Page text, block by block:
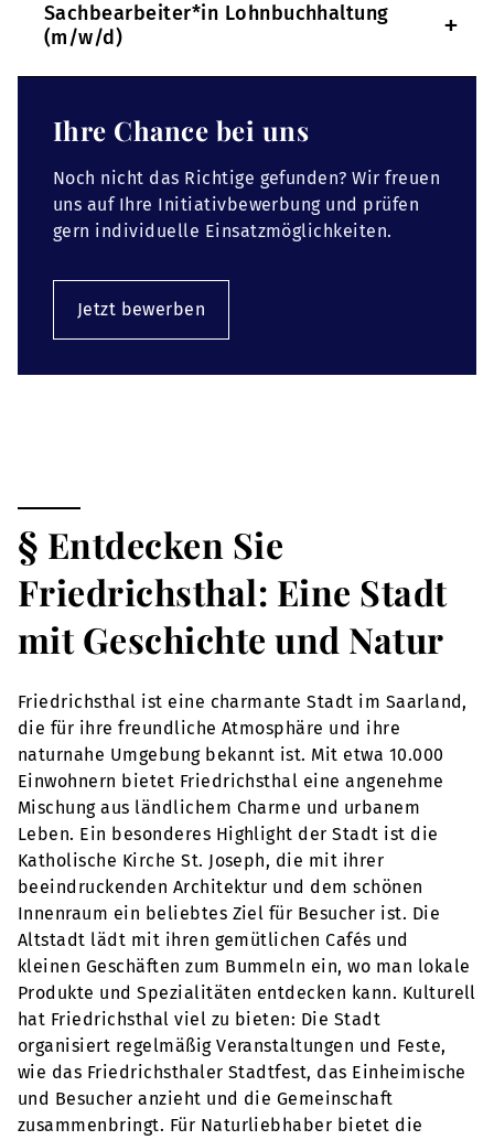
Sachbearbeiter*in Lohnbuchhaltung
(m/w/d)
+
Ihre Chance bei uns
Noch nicht das Richtige gefunden? Wir freuen
uns auf Ihre Initiativbewerbung und prüfen
gern individuelle Einsatzmöglichkeiten.
Jetzt bewerben
§ Entdecken Sie
Friedrichsthal: Eine Stadt
mit Geschichte und Natur
Friedrichsthal ist eine charmante Stadt im Saarland,
die für ihre freundliche Atmosphäre und ihre
naturnahe Umgebung bekannt ist. Mit etwa 10.000
Einwohnern bietet Friedrichsthal eine angenehme
Mischung aus ländlichem Charme und urbanem
Leben. Ein besonderes Highlight der Stadt ist die
Katholische Kirche St. Joseph, die mit ihrer
beeindruckenden Architektur und dem schönen
Innenraum ein beliebtes Ziel für Besucher ist. Die
Altstadt lädt mit ihren gemütlichen Cafés und
kleinen Geschäften zum Bummeln ein, wo man lokale
Produkte und Spezialitäten entdecken kann. Kulturell
hat Friedrichsthal viel zu bieten: Die Stadt
organisiert regelmäßig Veranstaltungen und Feste,
wie das Friedrichsthaler Stadtfest, das Einheimische
und Besucher anzieht und die Gemeinschaft
zusammenbringt. Für Naturliebhaber bietet die